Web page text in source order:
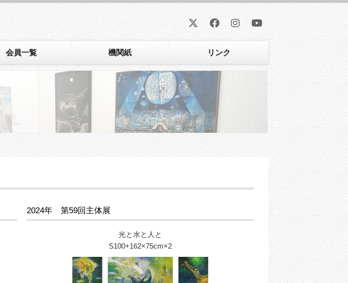
会員一覧 機関紙 リンク
2024年 第59回主体展
光と水と人と
S100+162×75cm×2